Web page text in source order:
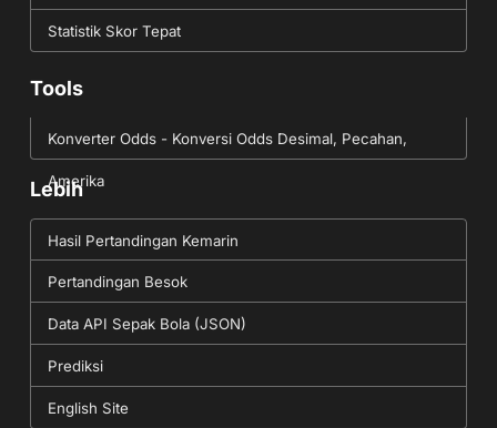
Statistik Skor Tepat
Tools
Konverter Odds - Konversi Odds Desimal, Pecahan,
Amerika
Lebih
Hasil Pertandingan Kemarin
Pertandingan Besok
Data API Sepak Bola (JSON)
Prediksi
English Site